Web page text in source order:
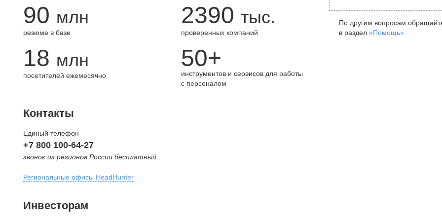
90 млн
резюме в базе
2390 тыс.
проверенных компаний
18 млн
посетителей ежемесячно
50+
инструментов и сервисов для работы
с персоналом
По другим вопросам
в раздел «Помощь»
Контакты
Единый телефон
+7 800 100-64-27
звонок из регионов России бесплатный
Региональные офисы HeadHunter
внутригородская территория
Инвесторам